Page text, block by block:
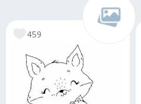
459